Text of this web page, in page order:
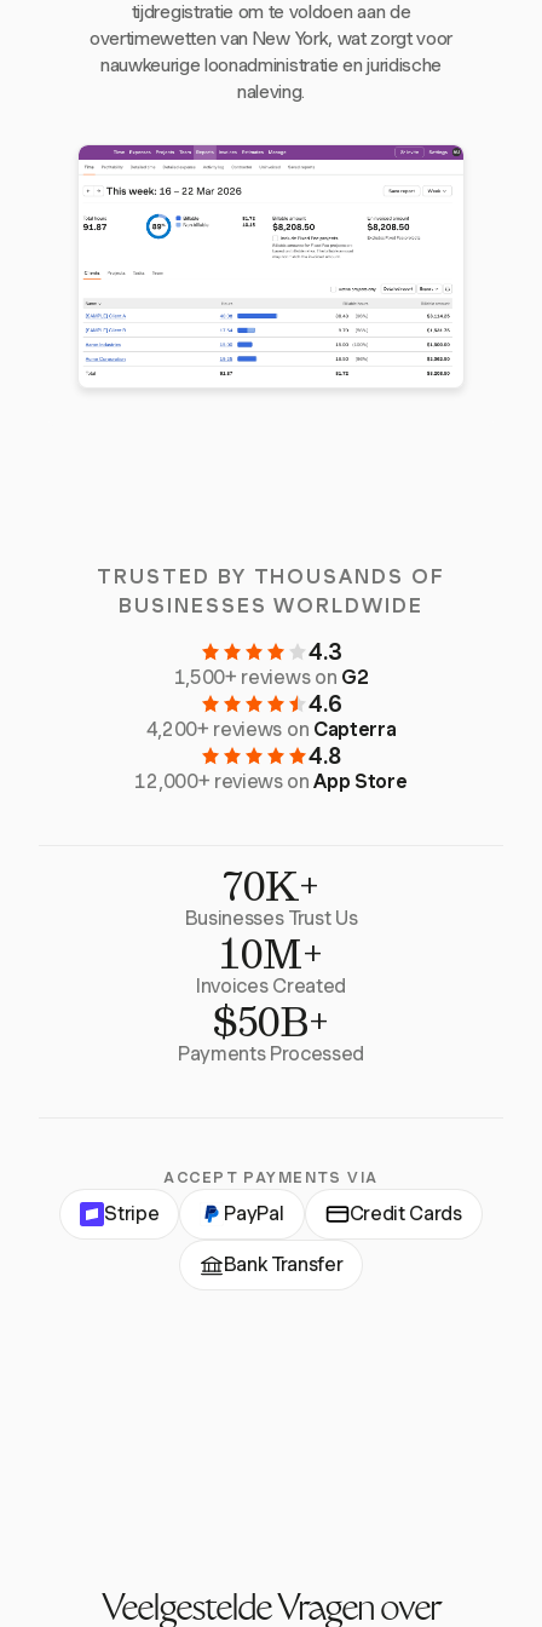
tijdregistratie om te voldoen aan de
overtimewetten van New York, wat zorgt voor
nauwkeurige loonadministratie en juridische
naleving.
TRUSTED BY THOUSANDS OF
BUSINESSES WORLDWIDE
4.3
1,500+ reviews on G2
4.6
4,200+ reviews on Capterra
4.8
12,000+ reviews onApp Store
70K+
Businesses Trust Us
10M+
Invoices Created
$50B+
Payments Processed
ACCEPT PAYMENTS VIA
Stripe PayPal Credit Cards
Bank Transfer
Veelgestelde Vragen over